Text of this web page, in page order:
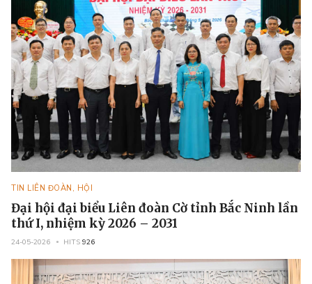
TIN LIÊN ĐOÀN, HỘI
Đại hội đại biểu Liên đoàn Cờ tỉnh Bắc Ninh lần
thứ I, nhiệm kỳ 2026 – 2031
24-05-2026 HITS 926